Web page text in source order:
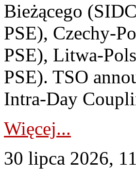
Bieżącego
PSE), Czechy-
PSE), Litwa-
PSE). TSO
Intra-Day
Więcej...
30 lipca 2026,